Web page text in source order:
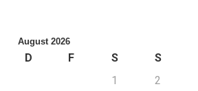
August 2026
D F S
S
1
2